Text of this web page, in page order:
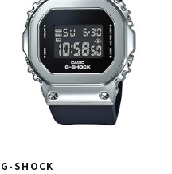
G-SHOCK